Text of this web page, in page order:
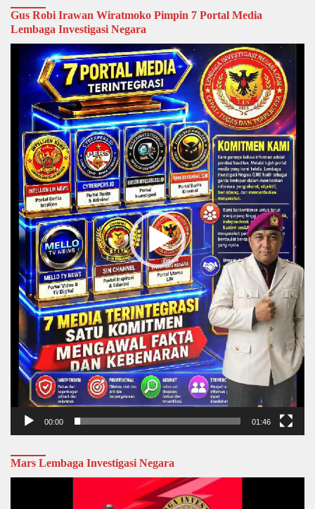
Gus Robi Irawan Wiratmoko Pimpin 7 Portal Media
Lembaga Investigasi Negara
Video
Player
00:00 01:46
Mars Lembaga Investigasi Negara